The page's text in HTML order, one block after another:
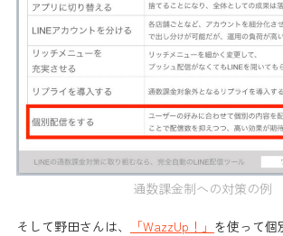
通数課金制への対策の例
そして野田さんは、 「WazzUp！」 を使って個